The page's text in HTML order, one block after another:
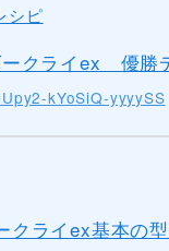
シピ
kYoSiQ-yyyySS